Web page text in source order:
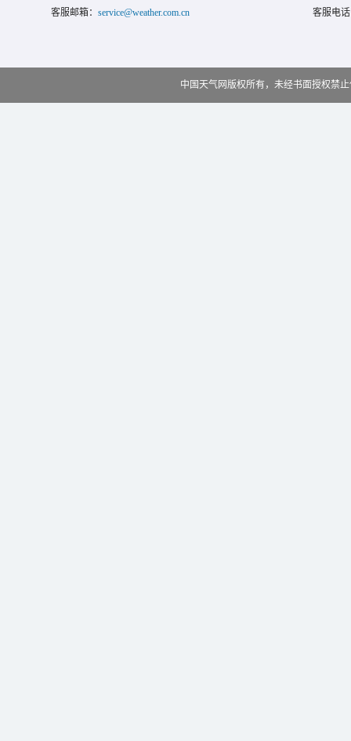
客服邮箱： service@weather.com.cn 客服电
中国天气网版权所有，未经书面授权